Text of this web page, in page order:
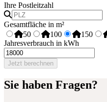
Ihre Postleitzahl
Gesamtfläche in m²
50
100 150
Jahresverbrauch in kWh
Jetzt berechnen
Sie haben Fragen?